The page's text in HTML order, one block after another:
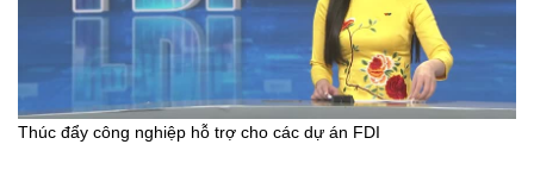
Thúc đẩy công nghiệp hỗ trợ cho các dự án FDI